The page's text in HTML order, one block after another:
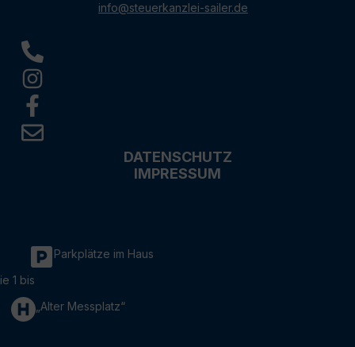
info@steuerkanzlei-sailer.de
DATENSCHUTZ
IMPRESSUM
Parkplätze im Haus
1 bis
„Alter Messplatz“